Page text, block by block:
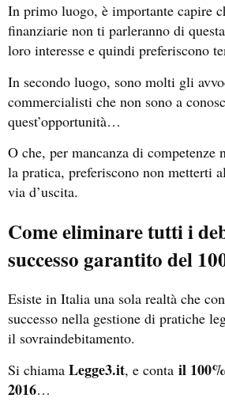
In primo luogo, è importante capire
finanziarie non ti parleranno di
loro interesse e quindi preferiscono
In secondo luogo, sono molti gli
commercialisti che non sono a
quest’opportunità…
O che, per mancanza di competenze
la pratica, preferiscono non metterti
via d’uscita.
Come eliminare tutti i
successo garantito del
Esiste in Italia una sola realtà che
successo nella gestione di pratiche
il sovraindebitamento.
Si chiama Legge3.it, e conta il
2016…